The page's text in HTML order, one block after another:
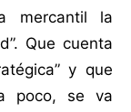
mercantil la
Que cuenta
y que
poco, se va